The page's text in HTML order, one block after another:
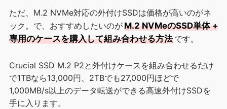
ただ、M.2 NVMe対応の外付けSSDは価格が高いのがネ
ック。で、おすすめしたいのがM.2 NVMeのSSD単体 +
専用のケースを購入して組み合わせる方法 です。
Crucial SSD M.2 P2と外付けケースを組み合わせるだけ
で1TBなら13,000円、2TBでも27,000円ほどで
1,000MB/s以上のデータ転送ができる高速外付けSSDを
手に入ります。